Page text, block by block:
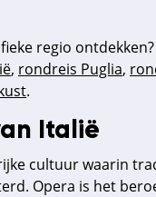
regio
, rondreis Puglia,
.
Italië
cultuur waarin
Opera is het